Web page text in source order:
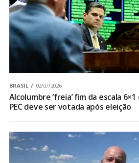
BRASIL 02/07/2026
Alcolumbre ‘freia’ fim da escala
PEC deve ser votada após eleição